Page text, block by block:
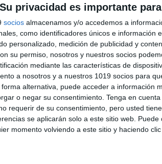
Su privacidad es importante
socios almacenamos y/o accedemos a
como identificadores únicos e información
personalizado, medición de publicidad y
su permiso, nosotros y nuestros socios
mediante las características de
a nosotros y a nuestros 1019 socios para
alternativa, puede acceder a información
o negar su consentimiento. Tenga en
requerir de su consentimiento, pero usted
se aplicarán solo a este sitio web.
momento volviendo a este sitio y haciendo